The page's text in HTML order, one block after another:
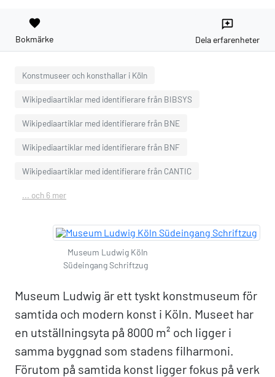
favorite
Bokmärke
reviews
Dela erfarenheter
Konstmuseer och konsthallar i Köln
Wikipediaartiklar med identifierare från BIBSYS
Wikipediaartiklar med identifierare från BNE
Wikipediaartiklar med identifierare från BNF
Wikipediaartiklar med identifierare från CANTIC
... och 6 mer
Museum Ludwig Köln
Südeingang Schriftzug
Museum Ludwig är ett tyskt konstmuseum för
samtida och modern konst i Köln. Museet har
en utställningsyta på 8000 m² och ligger i
samma byggnad som stadens filharmoni.
Förutom på samtida konst ligger fokus på verk